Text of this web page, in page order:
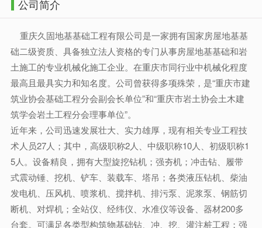
公司简介
重庆久固地基基础工程有限公司是一家拥有国家房屋地基基
础二级资质、具备独立法人资格的专门从事房屋地基基础和岩
土施工的专业机械化施工企业。在重庆市同行业中机械化程度
最高且最具实力和知名度。公司曾获得多项殊荣，是“重庆市建
筑业协会基础工程分会副会长单位”和“重庆市岩土协会土木建
筑学会岩土工程分会理事单位”。
近年来，公司迅速发展壮大、实力雄厚，现有相关专业工程技
术人员27人；其中，高级职称2人、中级职称10人、初级职称1
5人。设备精良，拥有大型旋挖钻机；强夯机；冲击钻、履带
式震动锤、挖机、铲车、装载车、塔吊；各类液压钻机、柴油
发电机、压风机、喷浆机、搅拌机、排污泵、泥浆泵、钢筋切
断机、对焊机；全站仪、经纬仪、水准仪等设备、器材200多
台套。可满足各类型构筑物基础钻、冲、挖、灌注桩工程；强